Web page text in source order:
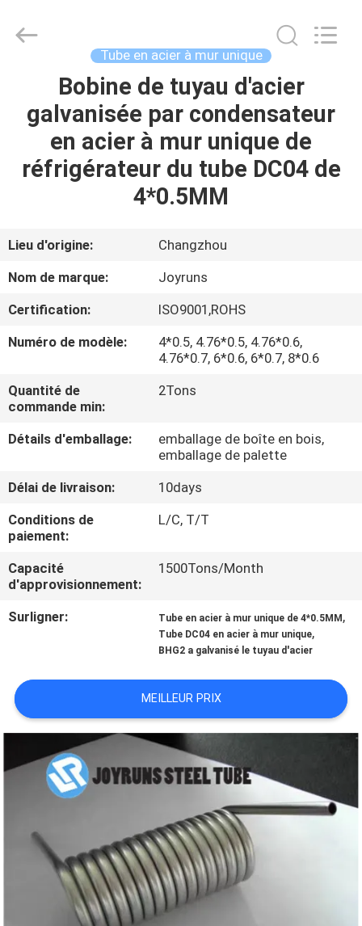
MAISON
PRODUITS
DES
USA
VISITE
D'USINE
CONTRÔLE
DE
CONTACTEZ-
NOUS
DEMANDEZ
UNE
PLAN
DU
SITE
POLITIQUE
MATIÈRE
PROTECTION
Joyruns
Steel
Tube en acier à mur unique
Bobine de tuyau d'acier
galvanisée par condensateur
en acier à mur unique de
réfrigérateur du tube DC04 de
4*0.5MM
Lieu d'origine:
Changzhou
Nom de marque:
Joyruns
Certification:
ISO9001,ROHS
Numéro de modèle:
4*0.5, 4.76*0.5, 4.76*0.6,
4.76*0.7, 6*0.6, 6*0.7, 8*0.6
Quantité de
commande min:
2Tons
Détails d'emballage:
emballage de boîte en bois,
emballage de palette
Délai de livraison:
10days
Conditions de
paiement:
L/C, T/T
Capacité
d'approvisionnement:
1500Tons/Month
Surligner: Tube en acier à mur unique de 4*0.5MM ,
Tube DC04 en acier à mur unique,
BHG2 a galvanisé le tuyau d'acier
MEILLEUR PRIX